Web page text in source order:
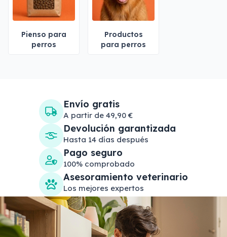
Pienso para
perros
Productos
para perros
Envío gratis
A partir de 49,90 €
Devolución garantizada
Hasta 14 días después
Pago seguro
100% comprobado
Asesoramiento veterinario
Los mejores expertos